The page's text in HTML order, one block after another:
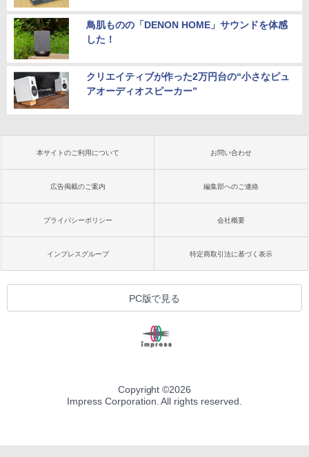
鳥肌ものの「DENON HOME」サウンドを体感
した！
クリエイティブが作った2万円台の“小さなピュ
アオーディオスピーカー”
本サイトのご利用について お問い合わせ
広告掲載のご案内 編集部へのご連絡
プライバシーポリシー 会社概要
インプレスグループ 特定商取引法に基づく表示
PC版で見る
Copyright ©2026
Impress Corporation. All rights reserved.